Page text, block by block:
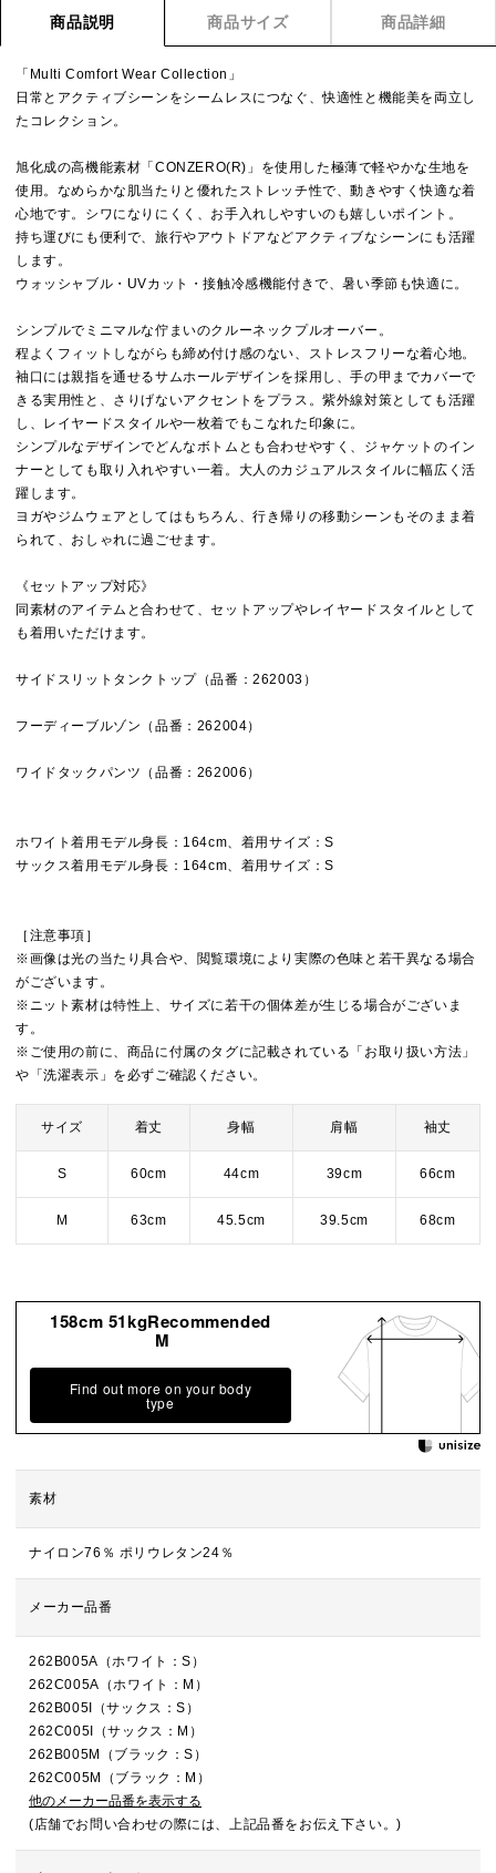
商品説明 商品サイズ 商品詳細
「Multi Comfort Wear Collection」
日常とアクティブシーンをシームレスにつなぐ、快適性と機能美を両立し
たコレクション。
旭化成の高機能素材「CONZERO(R)」を使用した極薄で軽やかな生地を
使用。なめらかな肌当たりと優れたストレッチ性で、動きやすく快適な着
心地です。シワになりにくく、お手入れしやすいのも嬉しいポイント。
持ち運びにも便利で、旅行やアウトドアなどアクティブなシーンにも活躍
します。
ウォッシャブル・UVカット・接触冷感機能付きで、暑い季節も快適に。
シンプルでミニマルな佇まいのクルーネックプルオーバー。
程よくフィットしながらも締め付け感のない、ストレスフリーな着心地。
袖口には親指を通せるサムホールデザインを採用し、手の甲までカバーで
きる実用性と、さりげないアクセントをプラス。紫外線対策としても活躍
し、レイヤードスタイルや一枚着でもこなれた印象に。
シンプルなデザインでどんなボトムとも合わせやすく、ジャケットのイン
ナーとしても取り入れやすい一着。大人のカジュアルスタイルに幅広く活
躍します。
ヨガやジムウェアとしてはもちろん、行き帰りの移動シーンもそのまま着
られて、おしゃれに過ごせます。
《セットアップ対応》
同素材のアイテムと合わせて、セットアップやレイヤードスタイルとして
も着用いただけます。
サイドスリットタンクトップ（品番：262003）
フーディーブルゾン（品番：262004）
ワイドタックパンツ（品番：262006）
ホワイト着用モデル身長：164cm、着用サイズ：S
サックス着用モデル身長：164cm、着用サイズ：S
［注意事項］
※画像は光の当たり具合や、閲覧環境により実際の色味と若干異なる場合
がございます。
※ニット素材は特性上、サイズに若干の個体差が生じる場合がございま
す。
※ご使用の前に、商品に付属のタグに記載されている「お取り扱い方法」
や「洗濯表示」を必ずご確認ください。
サイズ 着丈 身幅 肩幅 袖丈
S 60cm 44cm 39cm 66cm
M 63cm 45.5cm 39.5cm 68cm
158cm 51kgRecommended
M
Find out more on your body
type
素材
ナイロン76％ ポリウレタン24％
メーカー品番
262B005A（ホワイト：S）
262C005A（ホワイト：M）
262B005I（サックス：S）
262C005I（サックス：M）
262B005M（ブラック：S）
262C005M（ブラック：M）
他のメーカー品番を表示する
(店舗でお問い合わせの際には、上記品番をお伝え下さい。)